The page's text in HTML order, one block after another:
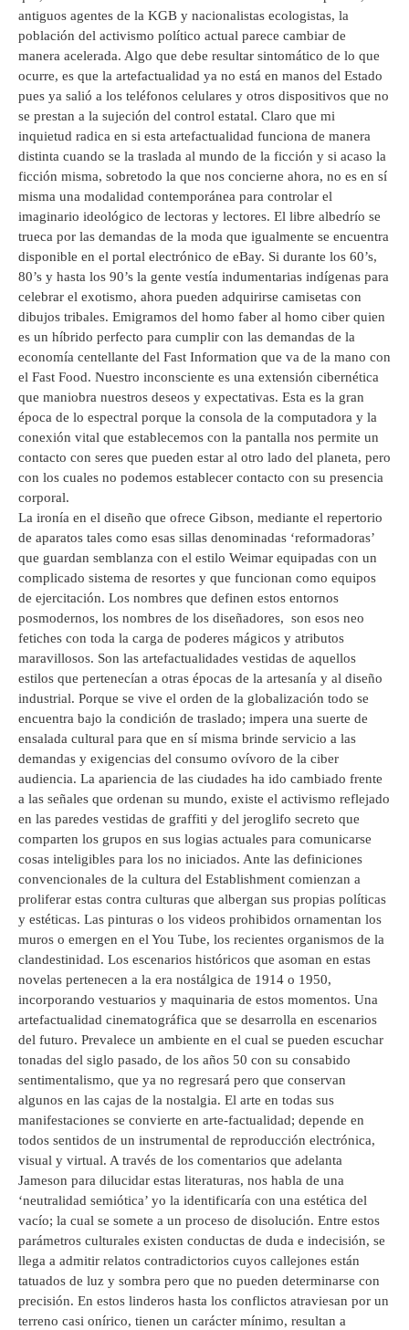
antiguos agentes de la KGB y nacionalistas ecologistas, la
población del activismo político actual parece cambiar de
manera acelerada. Algo que debe resultar sintomático de lo que
ocurre, es que la artefactualidad ya no está en manos del Estado
pues ya salió a los teléfonos celulares y otros dispositivos que no
se prestan a la sujeción del control estatal. Claro que mi
inquietud radica en si esta artefactualidad funciona de manera
distinta cuando se la traslada al mundo de la ficción y si acaso la
ficción misma, sobretodo la que nos concierne ahora, no es en sí
misma una modalidad contemporánea para controlar el
imaginario ideológico de lectoras y lectores. El libre albedrío se
trueca por las demandas de la moda que igualmente se encuentra
disponible en el portal electrónico de eBay. Si durante los 60’s,
80’s y hasta los 90’s la gente vestía indumentarias indígenas para
celebrar el exotismo, ahora pueden adquirirse camisetas con
dibujos tribales. Emigramos del homo faber al homo ciber quien
es un híbrido perfecto para cumplir con las demandas de la
economía centellante del Fast Information que va de la mano con
el Fast Food. Nuestro inconsciente es una extensión cibernética
que maniobra nuestros deseos y expectativas. Esta es la gran
época de lo espectral porque la consola de la computadora y la
conexión vital que establecemos con la pantalla nos permite un
contacto con seres que pueden estar al otro lado del planeta, pero
con los cuales no podemos establecer contacto con su presencia
corporal.
La ironía en el diseño que ofrece Gibson, mediante el repertorio
de aparatos tales como esas sillas denominadas ‘reformadoras’
que guardan semblanza con el estilo Weimar equipadas con un
complicado sistema de resortes y que funcionan como equipos
de ejercitación. Los nombres que definen estos entornos
posmodernos, los nombres de los diseñadores, son esos neo
fetiches con toda la carga de poderes mágicos y atributos
maravillosos. Son las artefactualidades vestidas de aquellos
estilos que pertenecían a otras épocas de la artesanía y al diseño
industrial. Porque se vive el orden de la globalización todo se
encuentra bajo la condición de traslado; impera una suerte de
ensalada cultural para que en sí misma brinde servicio a las
demandas y exigencias del consumo ovívoro de la ciber
audiencia. La apariencia de las ciudades ha ido cambiado frente
a las señales que ordenan su mundo, existe el activismo reflejado
en las paredes vestidas de graffiti y del jeroglifo secreto que
comparten los grupos en sus logias actuales para comunicarse
cosas inteligibles para los no iniciados. Ante las definiciones
convencionales de la cultura del Establishment comienzan a
proliferar estas contra culturas que albergan sus propias políticas
y estéticas. Las pinturas o los videos prohibidos ornamentan los
muros o emergen en el You Tube, los recientes organismos de la
clandestinidad. Los escenarios históricos que asoman en estas
novelas pertenecen a la era nostálgica de 1914 o 1950,
incorporando vestuarios y maquinaria de estos momentos. Una
artefactualidad cinematográfica que se desarrolla en escenarios
del futuro. Prevalece un ambiente en el cual se pueden escuchar
tonadas del siglo pasado, de los años 50 con su consabido
sentimentalismo, que ya no regresará pero que conservan
algunos en las cajas de la nostalgia. El arte en todas sus
manifestaciones se convierte en arte-factualidad; depende en
todos sentidos de un instrumental de reproducción electrónica,
visual y virtual. A través de los comentarios que adelanta
Jameson para dilucidar estas literaturas, nos habla de una
‘neutralidad semiótica’ yo la identificaría con una estética del
vacío; la cual se somete a un proceso de disolución. Entre estos
parámetros culturales existen conductas de duda e indecisión, se
llega a admitir relatos contradictorios cuyos callejones están
tatuados de luz y sombra pero que no pueden determinarse con
precisión. En estos linderos hasta los conflictos atraviesan por un
terreno casi onírico, tienen un carácter mínimo, resultan a